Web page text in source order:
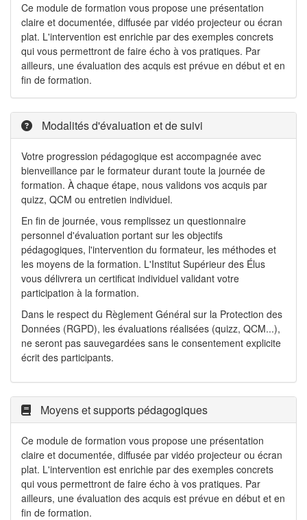
Ce module de formation vous propose une présentation
claire et documentée, diffusée par vidéo projecteur ou écran
plat. L'intervention est enrichie par des exemples concrets
qui vous permettront de faire écho à vos pratiques. Par
ailleurs, une évaluation des acquis est prévue en début et en
fin de formation.
Modalités d'évaluation et de suivi
Votre progression pédagogique est accompagnée avec
bienveillance par le formateur durant toute la journée de
formation. À chaque étape, nous validons vos acquis par
quizz, QCM ou entretien individuel.
En fin de journée, vous remplissez un questionnaire
personnel d'évaluation portant sur les objectifs
pédagogiques, l'intervention du formateur, les méthodes et
les moyens de la formation. L'Institut Supérieur des Élus
vous délivrera un certificat individuel validant votre
participation à la formation.
Dans le respect du Règlement Général sur la Protection des
Données (RGPD), les évaluations réalisées (quizz, QCM...),
ne seront pas sauvegardées sans le consentement explicite
écrit des participants.
Moyens et supports pédagogiques
Ce module de formation vous propose une présentation
claire et documentée, diffusée par vidéo projecteur ou écran
plat. L'intervention est enrichie par des exemples concrets
qui vous permettront de faire écho à vos pratiques. Par
ailleurs, une évaluation des acquis est prévue en début et en
fin de formation.